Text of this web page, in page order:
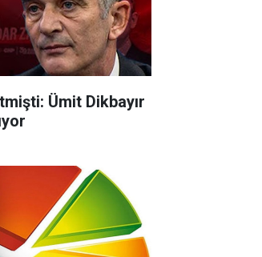
Ümit Dikbayır